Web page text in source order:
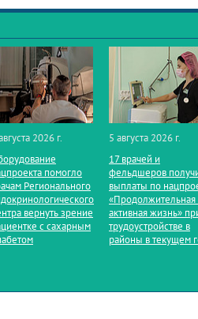
2026 г.
помогло
Регионального
вернуть зрение
с сахарным
5 августа 2026 г.
17 врачей и
фельдшеров
выплаты по
«Продолжительная
активная жизнь»
трудоустройстве в
районы в текущем